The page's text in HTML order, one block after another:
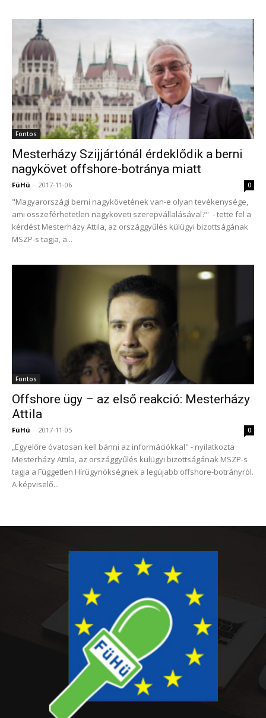
Fontos
Mesterházy Szijjártónál érdeklődik a berni
nagykövet offshore-botránya miatt
FüHü - 2017-11-06 0
"Magyarországi berni nagykövetének van-e olyan tevékenysége,
ami összeférhetetlen nagyköveti szerepvállalásával?" - tette fel a
kérdést Mesterházy Attila, az országgyűlés külügyi bizottságának
MSZP-s tagja, a...
Fontos
Offshore ügy – az első reakció: Mesterházy
Attila
FüHü - 2017-11-05 0
„Egyelőre óvatosan kell bánni az információkkal" - nyilatkozta
Mesterházy Attila, az országgyűlés külügyi bizottságának MSZP-s
tagja a Független Hírügynökségnek a legújabb offshore-botrányról.
A képviselő...